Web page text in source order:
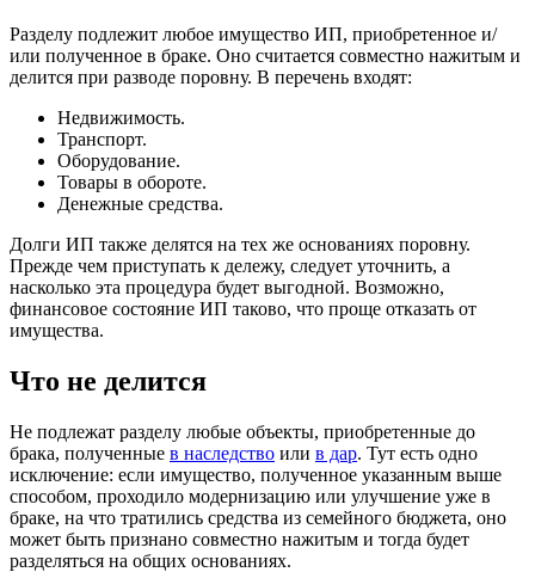
Разделу подлежит любое имущество ИП, приобретенное и/
или полученное в браке. Оно считается совместно нажитым и
делится при разводе поровну. В перечень входят:
Недвижимость.
Транспорт.
Оборудование.
Товары в обороте.
Денежные средства.
Долги ИП также делятся на тех же основаниях поровну.
Прежде чем приступать к дележу, следует уточнить, а
насколько эта процедура будет выгодной. Возможно,
финансовое состояние ИП таково, что проще отказать от
имущества.
Что не делится
Не подлежат разделу любые объекты, приобретенные до
брака, полученные в наследство или в дар. Тут есть одно
исключение: если имущество, полученное указанным выше
способом, проходило модернизацию или улучшение уже в
браке, на что тратились средства из семейного бюджета, оно
может быть признано совместно нажитым и тогда будет
разделяться на общих основаниях.